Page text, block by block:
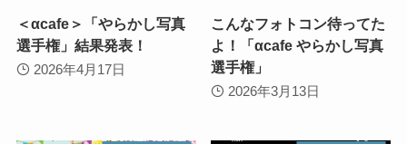
＜αcafe＞「やらかし写真
選手権」結果発表！
2026年4月17日
こんなフォトコン待ってた
よ！「αcafe やらかし写真
選手権」
2026年3月13日